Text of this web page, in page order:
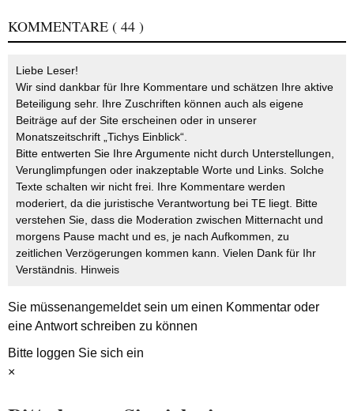
KOMMENTARE ( 44 )
Liebe Leser!
Wir sind dankbar für Ihre Kommentare und schätzen Ihre aktive
Beteiligung sehr. Ihre Zuschriften können auch als eigene
Beiträge auf der Site erscheinen oder in unserer
Monatszeitschrift „Tichys Einblick“.
Bitte entwerten Sie Ihre Argumente nicht durch Unterstellungen,
Verunglimpfungen oder inakzeptable Worte und Links. Solche
Texte schalten wir nicht frei. Ihre Kommentare werden
moderiert, da die juristische Verantwortung bei TE liegt. Bitte
verstehen Sie, dass die Moderation zwischen Mitternacht und
morgens Pause macht und es, je nach Aufkommen, zu
zeitlichen Verzögerungen kommen kann. Vielen Dank für Ihr
Verständnis. Hinweis
Sie müssenangemeldetsein um einen Kommentar oder
eine Antwort schreiben zu können
Bitte loggen Sie sich ein
×